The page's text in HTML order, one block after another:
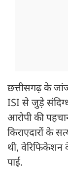
छत्तीसगढ़ के
ISI से जुड़े
आरोपी की
किराएदारों के
थी, वेरिफिकेशन
पाई.